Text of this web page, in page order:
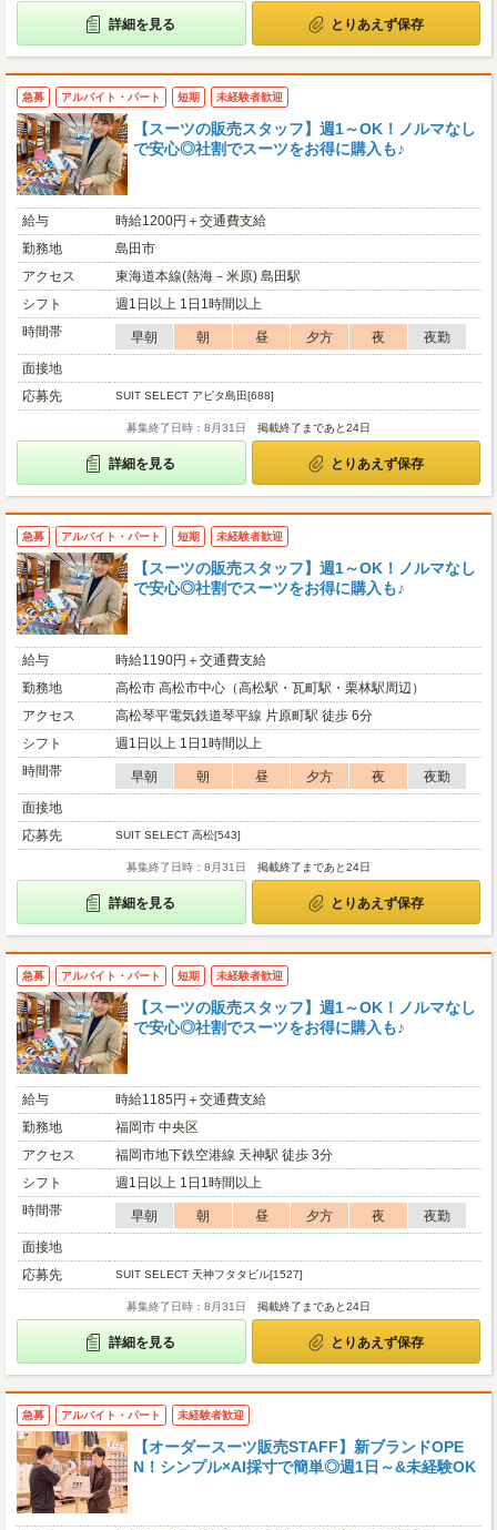
詳細を見る とりあえず保存
急募 アルバイト・パート 短期 未経験者歓迎
【スーツの販売スタッフ】週1～OK！ノルマなし
で安心◎社割でスーツをお得に購入も♪
給与
時給1200円＋交通費支給
勤務地
島田市
アクセス
東海道本線(熱海－米原) 島田駅
シフト
週1日以上 1日1時間以上
時間帯
早朝 朝 昼 夕方 夜
夜勤
面接地
応募先
SUIT SELECT アピタ島田[688]
募集終了日時：8月31日 掲載終了まであと24日
詳細を見る とりあえず保存
急募 アルバイト・パート 短期 未経験者歓迎
【スーツの販売スタッフ】週1～OK！ノルマなし
で安心◎社割でスーツをお得に購入も♪
給与
時給1190円＋交通費支給
勤務地
高松市 高松市中心（高松駅・瓦町駅・栗林駅周辺）
アクセス
高松琴平電気鉄道琴平線 片原町駅 徒歩 6分
シフト
週1日以上 1日1時間以上
時間帯
早朝 朝 昼 夕方 夜
夜勤
面接地
応募先
SUIT SELECT 高松[543]
募集終了日時：8月31日 掲載終了まであと24日
詳細を見る とりあえず保存
急募 アルバイト・パート 短期 未経験者歓迎
【スーツの販売スタッフ】週1～OK！ノルマなし
で安心◎社割でスーツをお得に購入も♪
給与
時給1185円＋交通費支給
勤務地
福岡市 中央区
アクセス
福岡市地下鉄空港線 天神駅 徒歩 3分
シフト
週1日以上 1日1時間以上
時間帯
早朝 朝 昼 夕方 夜
夜勤
面接地
応募先
SUIT SELECT 天神フタタビル[1527]
募集終了日時：8月31日 掲載終了まであと24日
詳細を見る とりあえず保存
急募 アルバイト・パート 未経験者歓迎
【オーダースーツ販売STAFF】新ブランドOPE
N！シンプル×AI採寸で簡単◎週1日～&未経験OK